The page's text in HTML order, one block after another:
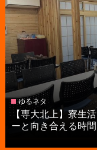
ゆるネタ
【専大北上】寮生
ーと向き合える時